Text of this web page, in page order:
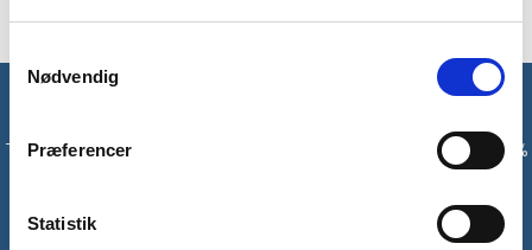
Nødvendig
Præferencer
Statistik
Tilmeld dig vores nyhedsbrev og modtag med det samme en 10%